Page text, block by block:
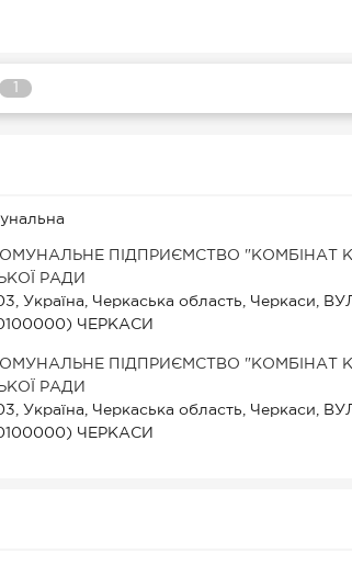
1
ПІДПРИЄМСТВО "КОМБІНАТ
РАДИ
Україна, Черкаська область, Черкаси,
ЧЕРКАСИ
ПІДПРИЄМСТВО "КОМБІНАТ
РАДИ
Україна, Черкаська область, Черкаси,
ЧЕРКАСИ